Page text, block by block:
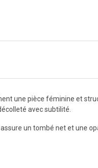
une pièce féminine et
avec subtilité.
assure un tombé net et une